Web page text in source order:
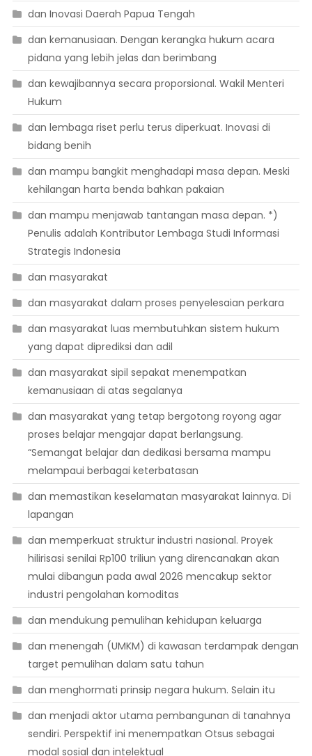
dan Inovasi Daerah Papua Tengah
dan kemanusiaan. Dengan kerangka hukum acara
pidana yang lebih jelas dan berimbang
dan kewajibannya secara proporsional. Wakil Menteri
Hukum
dan lembaga riset perlu terus diperkuat. Inovasi di
bidang benih
dan mampu bangkit menghadapi masa depan. Meski
kehilangan harta benda bahkan pakaian
dan mampu menjawab tantangan masa depan. *)
Penulis adalah Kontributor Lembaga Studi Informasi
Strategis Indonesia
dan masyarakat
dan masyarakat dalam proses penyelesaian perkara
dan masyarakat luas membutuhkan sistem hukum
yang dapat diprediksi dan adil
dan masyarakat sipil sepakat menempatkan
kemanusiaan di atas segalanya
dan masyarakat yang tetap bergotong royong agar
proses belajar mengajar dapat berlangsung.
“Semangat belajar dan dedikasi bersama mampu
melampaui berbagai keterbatasan
dan memastikan keselamatan masyarakat lainnya. Di
lapangan
dan memperkuat struktur industri nasional. Proyek
hilirisasi senilai Rp100 triliun yang direncanakan akan
mulai dibangun pada awal 2026 mencakup sektor
industri pengolahan komoditas
dan mendukung pemulihan kehidupan keluarga
dan menengah (UMKM) di kawasan terdampak dengan
target pemulihan dalam satu tahun
dan menghormati prinsip negara hukum. Selain itu
dan menjadi aktor utama pembangunan di tanahnya
sendiri. Perspektif ini menempatkan Otsus sebagai
modal sosial dan intelektual